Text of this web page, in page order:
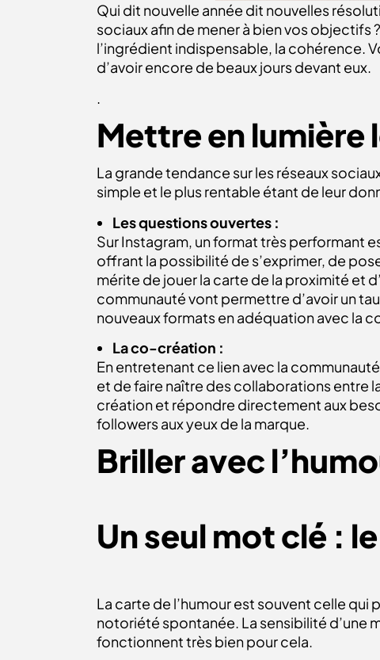
Qui dit nouvelle année dit nouvelles
sociaux afin de mener à bien vos
l’ingrédient indispensable, la cohérence.
d’avoir encore de beaux jours devant eux.
.
Mettre en lumière
La grande tendance sur les réseaux
simple et le plus rentable étant de leur
Les questions ouvertes :
Sur Instagram, un format très performant
offrant la possibilité de s’exprimer, de
mérite de jouer la carte de la proximité et
communauté vont permettre d’avoir un
nouveaux formats en adéquation avec la
La co-création :
En entretenant ce lien avec la
et de faire naître des collaborations entre
création et répondre directement aux
followers aux yeux de la marque.
Briller avec
Un seul mot clé :
La carte de l’humour est souvent celle
notoriété spontanée. La sensibilité d’une
fonctionnent très bien pour cela.